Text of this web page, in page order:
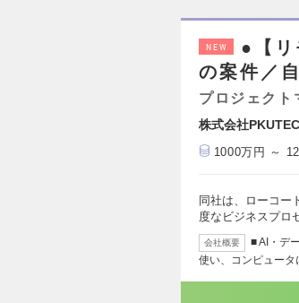
NEW
●【リ
の案件／
プロジェクト
株式会社
1000万円 ～
同社は、ローコー
度なビジネスプロ
会社概要
■ AI・デ
使い、コンピュー